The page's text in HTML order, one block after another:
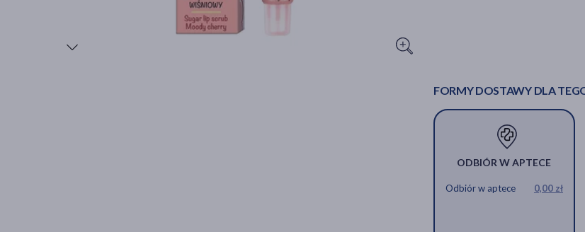
FORMY DOSTAWY DLA
ODBIÓR W APTECE
Odbiór w aptece 0,00 zł